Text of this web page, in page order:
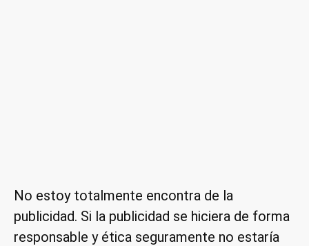
No estoy totalmente encontra de la
publicidad. Si la publicidad se hiciera de forma
responsable y ética seguramente no estaría